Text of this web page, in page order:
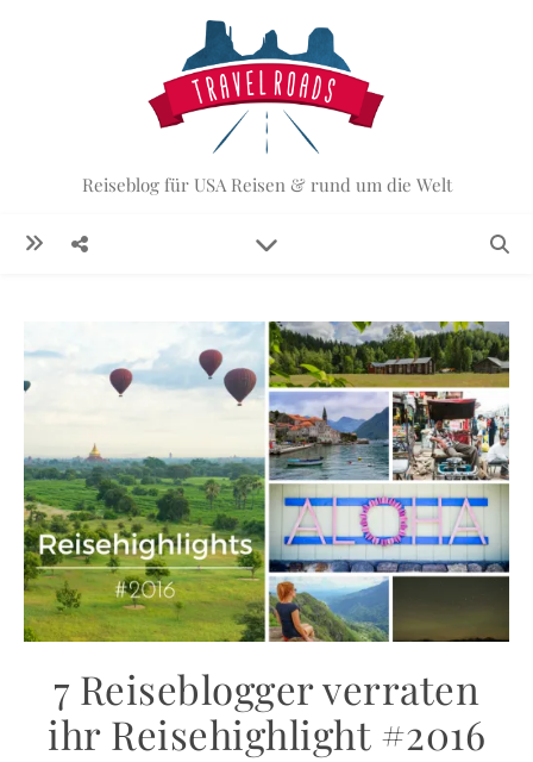
Reiseblog für USA Reisen & rund um die Welt
7 Reiseblogger verraten
ihr Reisehighlight #2016